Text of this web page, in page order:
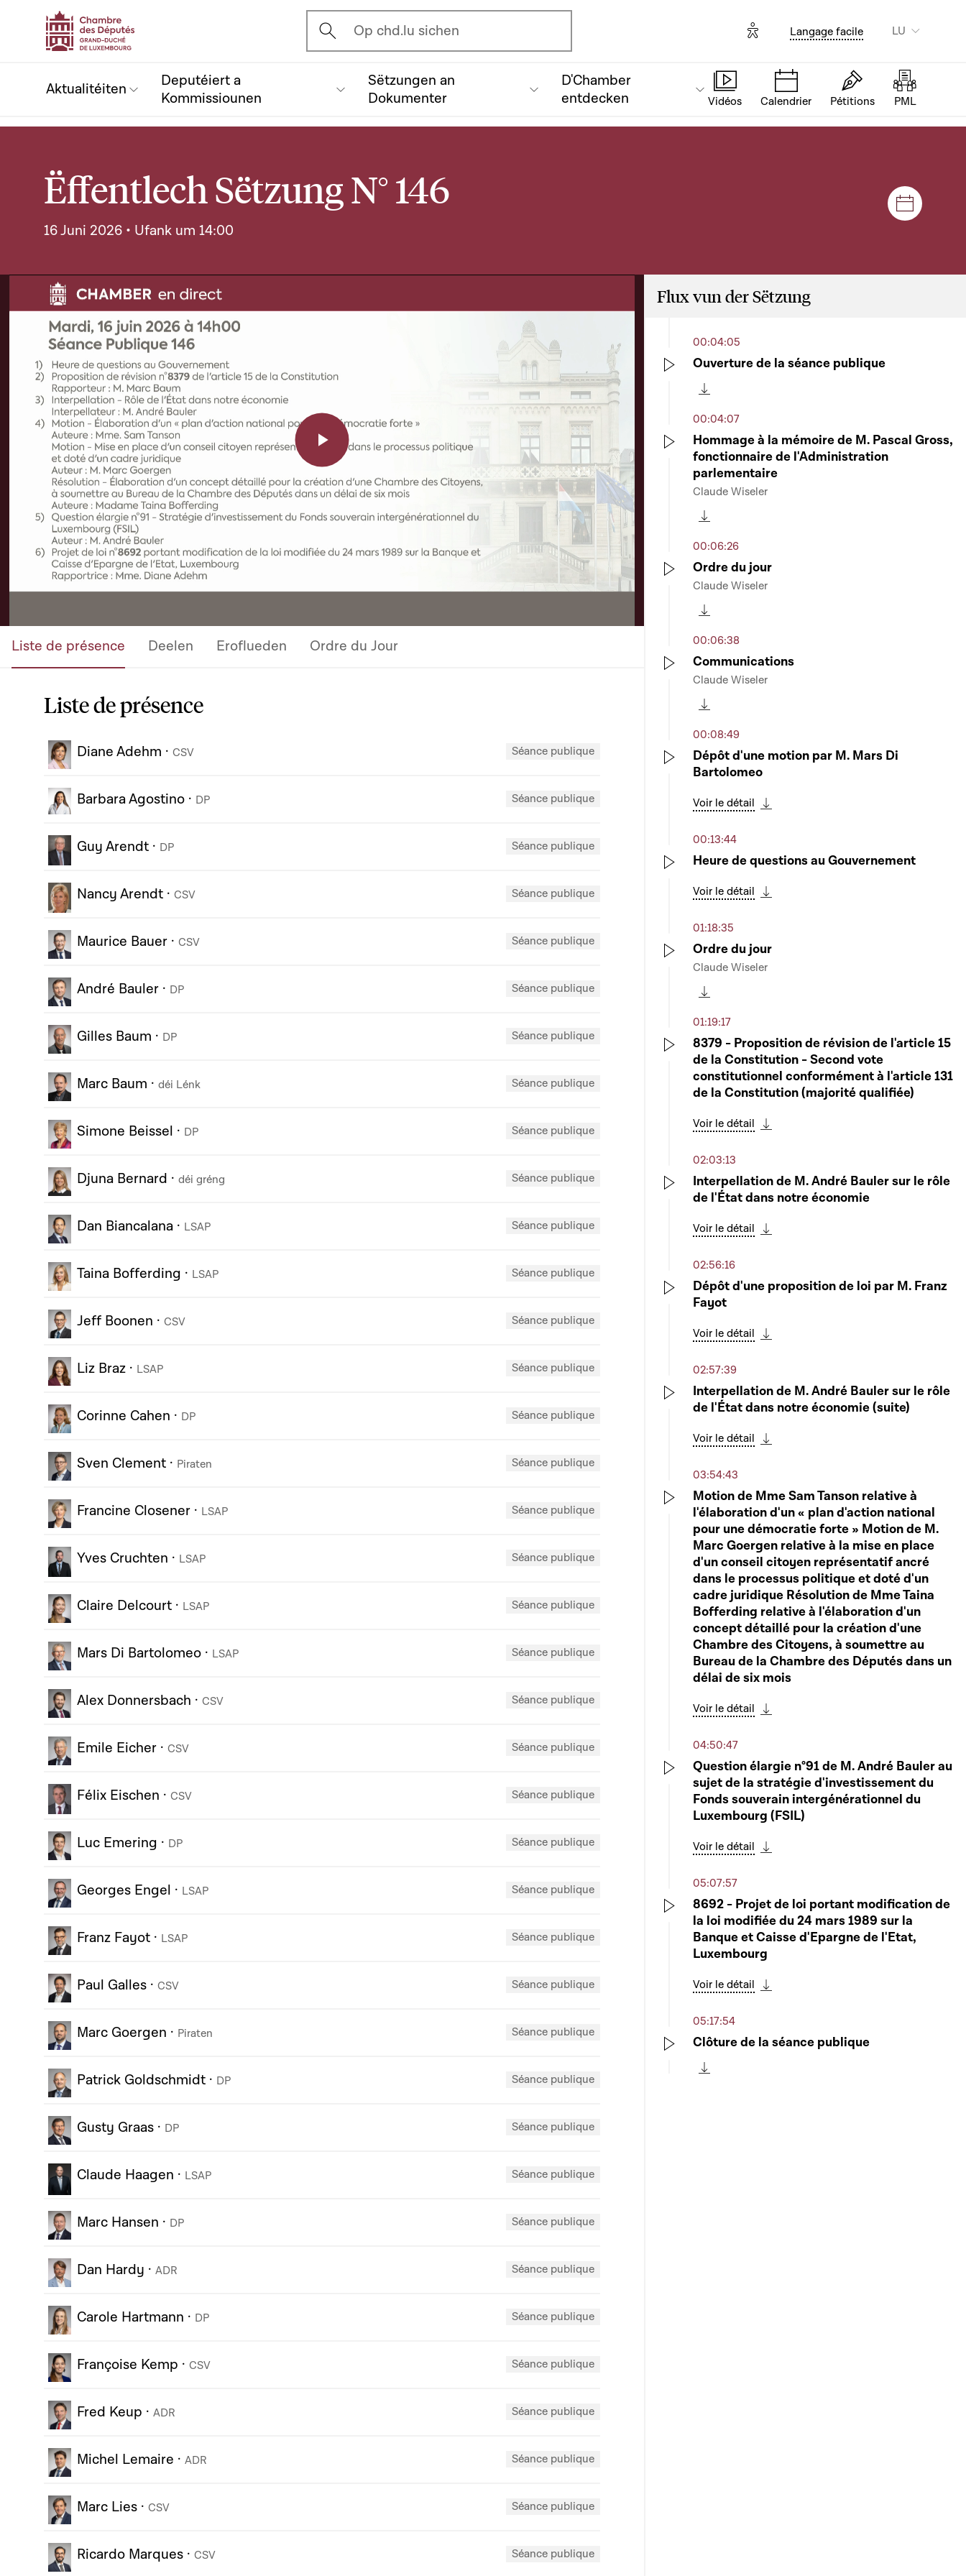
Ouvrir l'écran de recherche
Op chd.lu sichen Options d'accessibilité
Langage facile LU
Aktualitéiten
Deputéiert a
Kommissiounen
Sëtzungen an
Dokumenter
D'Chamber
entdecken
Vidéos Calendrier Pétitions PML
Ëffentlech Sëtzung N° 146
16 Juni 2026 • Ufank um 14:00
Play
Video
Liste de présence Deelen Eroflueden Ordre du Jour
Liste de présence
Diane Adehm · CSV Séance publique
Barbara Agostino · DP Séance publique
Guy Arendt · DP Séance publique
Nancy Arendt · CSV Séance publique
Maurice Bauer · CSV Séance publique
André Bauler · DP Séance publique
Gilles Baum · DP Séance publique
Marc Baum · déi Lénk Séance publique
Simone Beissel · DP Séance publique
Djuna Bernard · déi gréng Séance publique
Dan Biancalana · LSAP Séance publique
Taina Bofferding · LSAP Séance publique
Jeff Boonen · CSV Séance publique
Liz Braz · LSAP Séance publique
Corinne Cahen · DP Séance publique
Sven Clement · Piraten Séance publique
Francine Closener · LSAP Séance publique
Yves Cruchten · LSAP Séance publique
Claire Delcourt · LSAP Séance publique
Mars Di Bartolomeo · LSAP Séance publique
Alex Donnersbach · CSV Séance publique
Emile Eicher · CSV Séance publique
Félix Eischen · CSV Séance publique
Luc Emering · DP Séance publique
Georges Engel · LSAP Séance publique
Franz Fayot · LSAP Séance publique
Paul Galles · CSV Séance publique
Marc Goergen · Piraten Séance publique
Patrick Goldschmidt · DP Séance publique
Gusty Graas · DP Séance publique
Claude Haagen · LSAP Séance publique
Marc Hansen · DP Séance publique
Dan Hardy · ADR Séance publique
Carole Hartmann · DP Séance publique
Françoise Kemp · CSV Séance publique
Fred Keup · ADR Séance publique
Michel Lemaire · ADR Séance publique
Marc Lies · CSV Séance publique
Ricardo Marques · CSV Séance publique
Flux vun der Sëtzung
00:04:05
Ouverture de la séance publique
00:04:07
Hommage à la mémoire de M. Pascal Gross,
fonctionnaire de l'Administration
parlementaire
Claude Wiseler
Play
00:06:26
Ordre du jour
Claude Wiseler
Play
00:06:38
Communications
Claude Wiseler
Play
00:08:49
Dépôt d'une motion par M. Mars Di
Bartolomeo
Voir le détail
Play
00:13:44
Heure de questions au Gouvernement
Voir le détail
Play
01:18:35
Ordre du jour
Claude Wiseler
Play
01:19:17
8379 - Proposition de révision de l'article 15
de la Constitution - Second vote
constitutionnel conformément à l'article 131
de la Constitution (majorité qualifiée)
Voir le détail
02:03:13
Interpellation de M. André Bauler sur le rôle
de l'État dans notre économie
Voir le détail
02:56:16
Dépôt d'une proposition de loi par M. Franz
Fayot
Voir le détail
Play
02:57:39
Interpellation de M. André Bauler sur le rôle
de l'État dans notre économie (suite)
Voir le détail
03:54:43
Motion de Mme Sam Tanson relative à
l'élaboration d'un « plan d'action national
pour une démocratie forte » Motion de M.
Marc Goergen relative à la mise en place
d'un conseil citoyen représentatif ancré
dans le processus politique et doté d'un
cadre juridique Résolution de Mme Taina
Bofferding relative à l'élaboration d'un
concept détaillé pour la création d'une
Chambre des Citoyens, à soumettre au
Bureau de la Chambre des Députés dans un
délai de six mois
Voir le détail
Play
04:50:47
Question élargie n°91 de M. André Bauler au
sujet de la stratégie d'investissement du
Fonds souverain intergénérationnel du
Luxembourg (FSIL)
Voir le détail
Play
05:07:57
8692 - Projet de loi portant modification de
la loi modifiée du 24 mars 1989 sur la
Banque et Caisse d'Epargne de l'Etat,
Luxembourg
Voir le détail
Play
05:17:54
Clôture de la séance publique